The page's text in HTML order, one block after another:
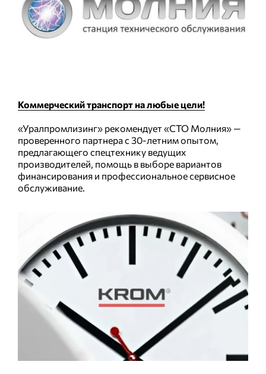
Коммерческий транспорт на любые цели!
«Уралпромлизинг» рекомендует «СТО Молния» —
проверенного партнера с 30-летним опытом,
предлагающего спецтехнику ведущих
производителей, помощь в выборе вариантов
финансирования и профессиональное сервисное
обслуживание.